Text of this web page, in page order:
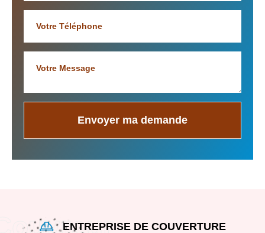
ENTREPRISE DE COUVERTURE